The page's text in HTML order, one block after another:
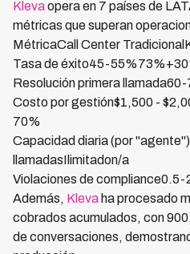
Klevaopera en 7 países de
métricas que superan
MétricaCall Center
Tasa de éxito45-
Resolución primera
Costo por gestión$1,500 -
70%
Capacidad diaria (por
llamadasIlimitadon/a
Violaciones de
Además, Kleva ha procesado
cobrados acumulados, con
de conversaciones,